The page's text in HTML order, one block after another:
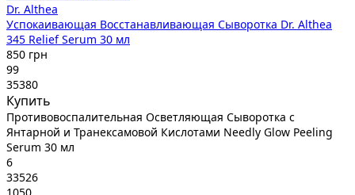
Dr. Althea
Успокаивающая Восстанавливающая Сыворотка Dr. Althea
345 Relief Serum 30 мл
850 грн
99
35380
Купить
Противовоспалительная Осветляющая Сыворотка с
Янтарной и Транексамовой Кислотами Needly Glow Peeling
Serum 30 мл
6
33526